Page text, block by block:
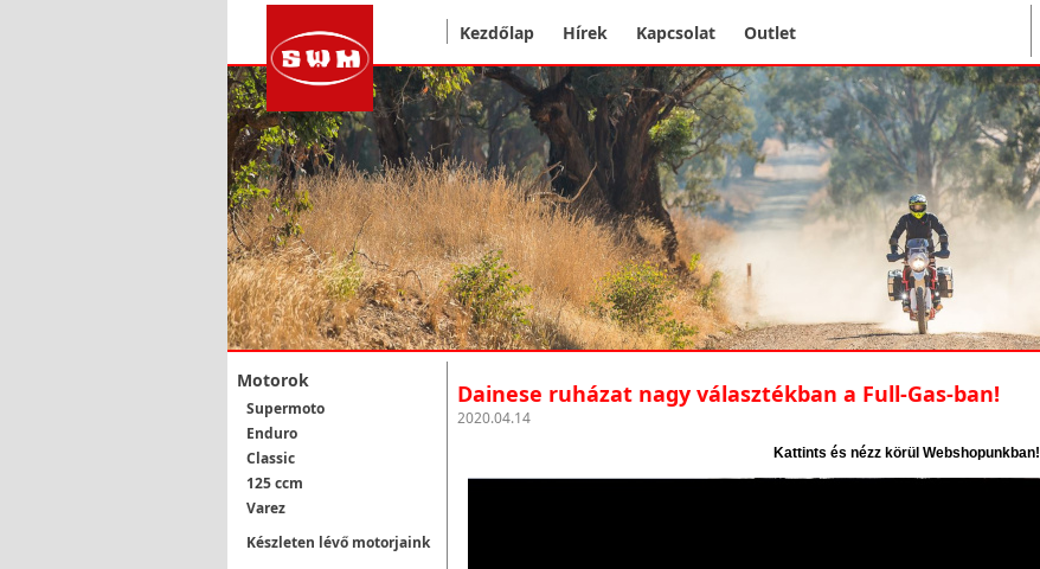
Kezdőlap Hírek Kapcsolat Outlet
Motorok
Supermoto
Enduro
Classic
125 ccm
Varez
Készleten lévő motorjaink
Dainese ruházat nagy választékban a Full-Gas-ban!
2020.04.14
Kattints és nézz körül Webshopunkban!